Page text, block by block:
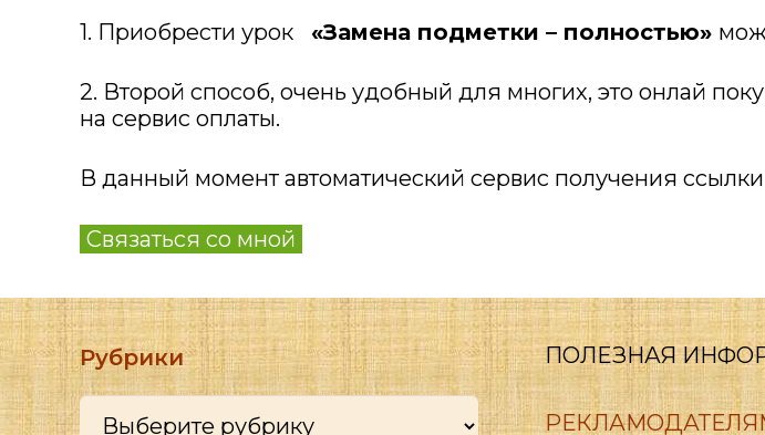
1. Приобрести урок «Замена подметки – полностью»
2. Второй способ, очень удобный для многих, это онлай
на сервис оплаты.
В данный момент автоматический сервис получения
Связаться со мной
Рубрики
Рубрики
ПОЛЕЗНАЯ